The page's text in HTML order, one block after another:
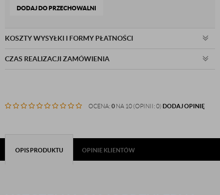
DODAJ DO PRZECHOWALNI
KOSZTY WYSYŁKI I FORMY PŁATNOŚCI
CZAS REALIZACJI ZAMÓWIENIA
OCENA: 0 NA 10 (OPINII: 0) DODAJ OPINIĘ
OPIS PRODUKTU OPINIE KLIENTÓW